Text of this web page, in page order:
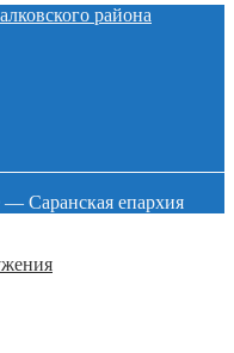
района
Саранская епархия